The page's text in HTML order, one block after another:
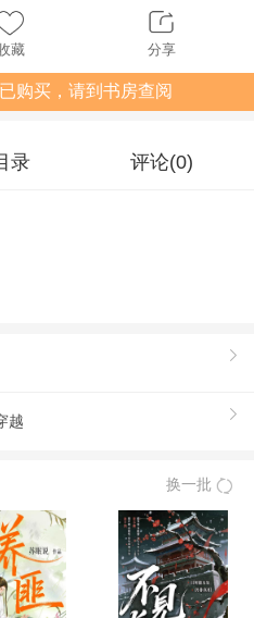
藏 分享
购买，请到书房查阅
录 评论(0)
越
换一批